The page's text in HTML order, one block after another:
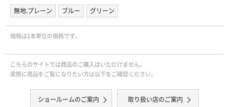
無地.プレーン
ブルー グリーン
価格は1本単位の価格です｡
こちらのサイトでは商品のご購入はいただけません。
実際に商品をご覧になりたい方は以下をご確認ください。
ショールームのご案内 取り扱い店のご案内